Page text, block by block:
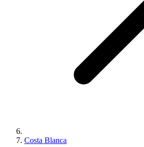
Costa Blanca